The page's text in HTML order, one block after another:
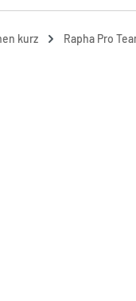
kurz Rapha Pro